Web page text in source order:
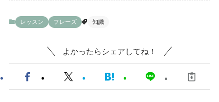
レッスン フレーズ 知識
よかったらシェアしてね！